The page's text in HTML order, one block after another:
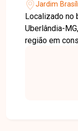
MGJardim
Localizado no
Uberlândia-
região em
próximo a
comércios e
praticidade e